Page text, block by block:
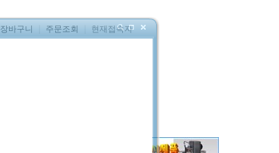
장바구니 주문조회 현재접속자